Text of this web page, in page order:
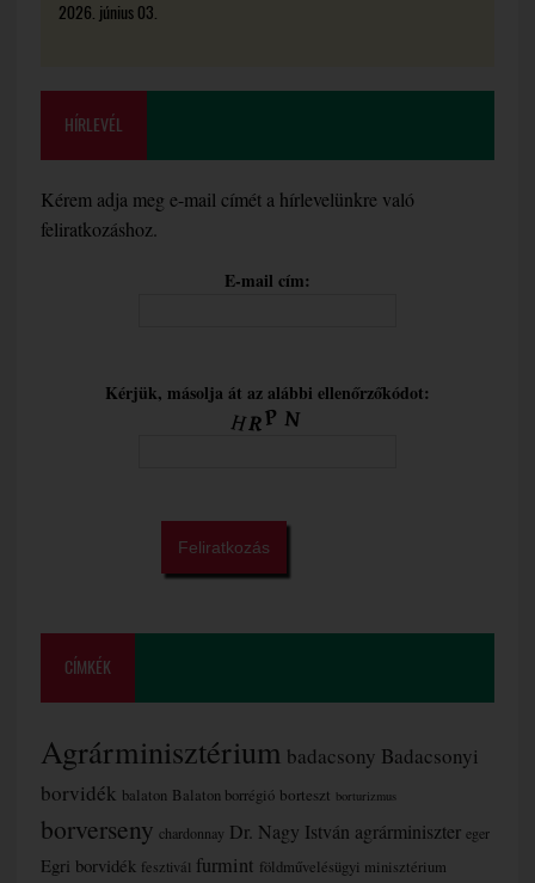
2026. június 03.
HÍRLEVÉL
Kérem adja meg e-mail címét a hírlevelünkre való
feliratkozáshoz.
E-mail cím:
Kérjük, másolja át az alábbi ellenőrzőkódot:
CÍMKÉK
Agrárminisztérium badacsony Badacsonyi
borvidék balaton Balaton borrégió borteszt borturizmus
borverseny chardonnay Dr. Nagy István agrárminiszter eger
Egri borvidék fesztivál furmint földművelésügyi minisztérium